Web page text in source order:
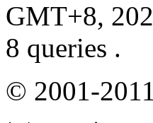
GMT+8,
8 queries .
© 2001-